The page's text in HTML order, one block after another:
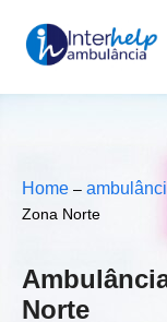
Home –
Zona Norte
Norte